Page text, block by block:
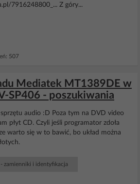
7916248800_... Z góry...
507
Mediatek MT1389DE w
SP406 - poszukiwania
audio :D Poza tym na DVD video
płyt CD. Czyli jeśli programator zdoła
warto się w to bawić, bo układ można
zamienniki i identyfikacja